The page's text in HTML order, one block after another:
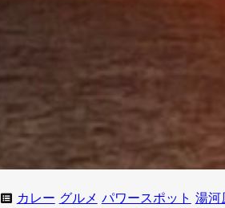
カレー グルメ パワースポット 湯河